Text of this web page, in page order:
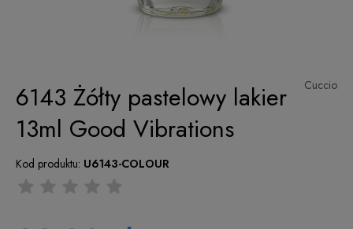
Cuccio
6143 Żółty pastelowy lakier
13ml Good Vibrations
Kod produktu: U6143-COLOUR